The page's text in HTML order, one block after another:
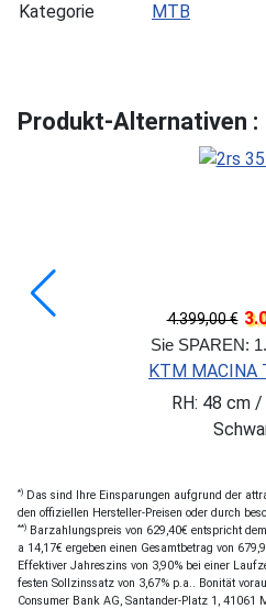
Kategorie
MTB
Produkt-Alternativen :
4.399,00 €
Sie SPAREN:
KTM MACINA
RH: 48 cm
*) Das sind Ihre Einsparungen aufgrund der
den offiziellen Hersteller-Preisen oder durch
**) Barzahlungspreis von 629,40€ entspricht
a 14,17€ ergeben einen Gesamtbetrag von
Effektiver Jahreszins von 3,90% bei einer
festen Sollzinssatz von 3,67% p.a.. Bonität
Consumer Bank AG, Santander-Platz 1, 41061